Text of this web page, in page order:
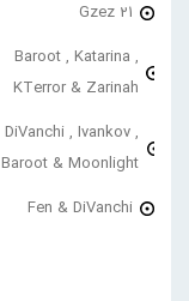
21 Gzez
Baroot , Katarina ,
KTerror & Zarinah
DiVanchi , Ivankov ,
Baroot & Moonlight
Fen & DiVanchi